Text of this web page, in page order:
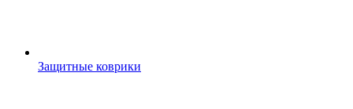
Защитные коврики